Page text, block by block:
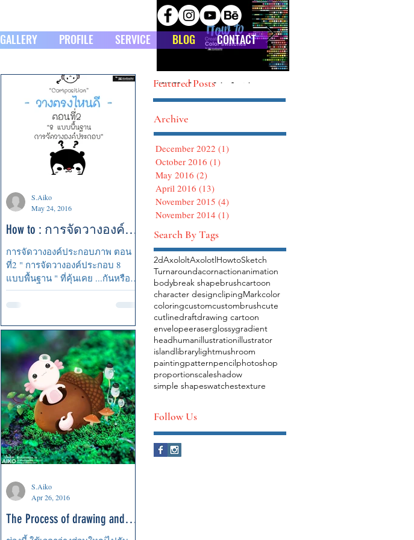
GALLERY PROFILE SERVICE BLOG CONTACT
How to : การจัดวางองค์
ประกอบภาพ 8 แบบ
การจัดวางองค์ประกอบภาพ ตอน
ที่2 " การจัดวางองค์ประกอบ 8
แบบพื้นฐาน " ที่คุ้นเคย ...กันหรือ
เปล่านะ การจัดวาง Composition...
S.Aiko
May 24, 2016
The Process of drawing and
colouring
S.Aiko
Apr 26, 2016
Featured Posts
HOW TO : Custom Color Swatches
Archive
December 2022 (1)
October 2016 (1)
May 2016 (2)
April 2016 (13)
November 2015 (4)
November 2014 (1)
Search By Tags
2dAxololtAxolotlHowtoSketch
Turnaroundacornactionanimation
bodybreak shapebrushcartoon
character designclipingMarkcolor
coloringcustomcustombrushcute
cutlinedraftdrawing cartoon
envelopeeraserglossygradient
headhumanillustrationillustrator
islandlibrarylightmushroom
paintingpatternpencilphotoshop
proportionscaleshadow
simple shapeswatchestexture
Follow Us